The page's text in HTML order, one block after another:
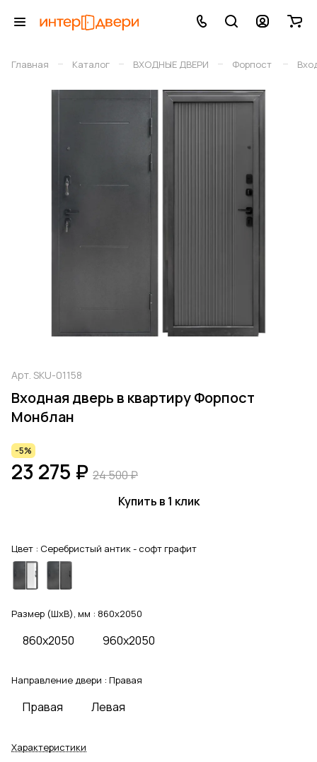
Главная – Каталог – ВХОДНЫЕ ДВЕРИ – Форпост –
Арт. SKU-01158
Входная дверь в квартиру Форпост
Монблан
-5%
23 275 ₽ 24 500 ₽
Купить в 1 клик
Цвет : Серебристый антик - софт графит
Размер (ШхВ), мм : 860x2050
860x2050 960x2050
Направление двери : Правая
Правая Левая
Характеристики